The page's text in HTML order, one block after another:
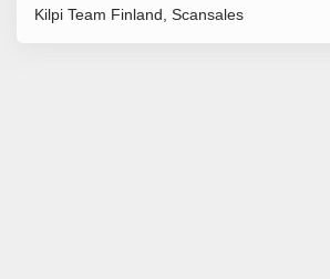
Kilpi Team Finland, Scansales